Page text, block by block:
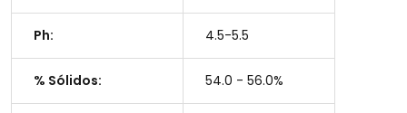
Ph: 4.5-5.5
% Sólidos: 54.0 - 56.0%